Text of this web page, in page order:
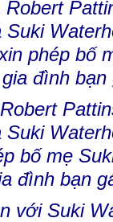
bố mẹ
đình bạn